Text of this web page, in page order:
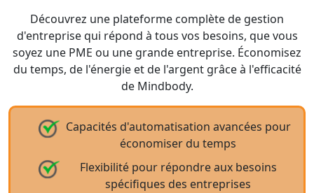
Découvrez une plateforme complète de gestion
d'entreprise qui répond à tous vos besoins, que vous
soyez une PME ou une grande entreprise. Économisez
du temps, de l'énergie et de l'argent grâce à l'efficacité
de Mindbody.
Capacités d'automatisation avancées pour
économiser du temps
Flexibilité pour répondre aux besoins
spécifiques des entreprises